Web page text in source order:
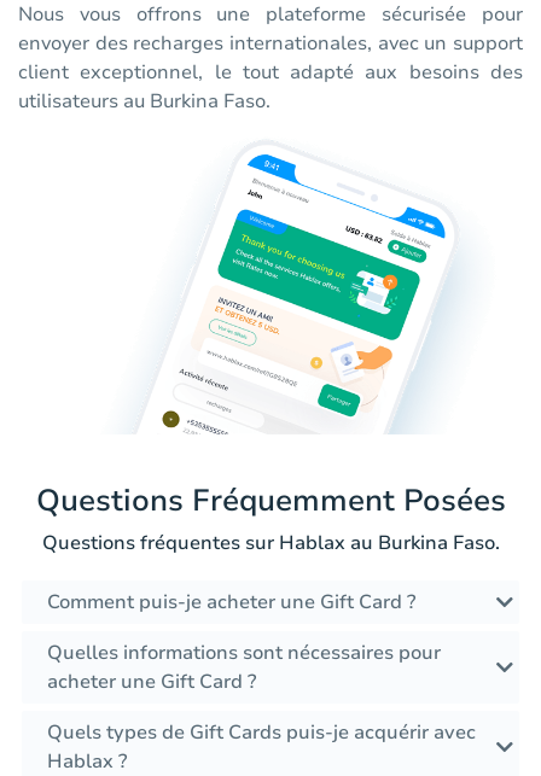
Nous vous offrons une plateforme sécurisée pour
envoyer des recharges internationales, avec un support
client exceptionnel, le tout adapté aux besoins des
utilisateurs au Burkina Faso.
Questions Fréquemment Posées
Questions fréquentes sur Hablax au Burkina Faso.
Comment puis-je acheter une Gift Card ?
Quelles informations sont nécessaires pour
acheter une Gift Card ?
Quels types de Gift Cards puis-je acquérir avec
Hablax ?